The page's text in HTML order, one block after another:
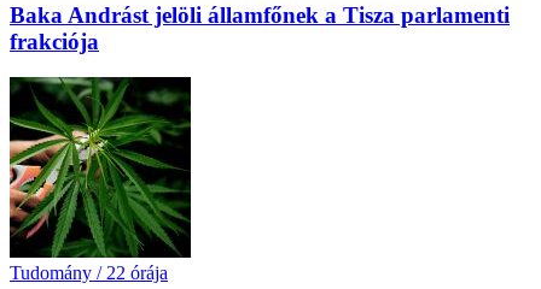
Baka Andrást jelöli államfőnek a Tisza parlamenti
frakciója
Tudomány / 22 órája